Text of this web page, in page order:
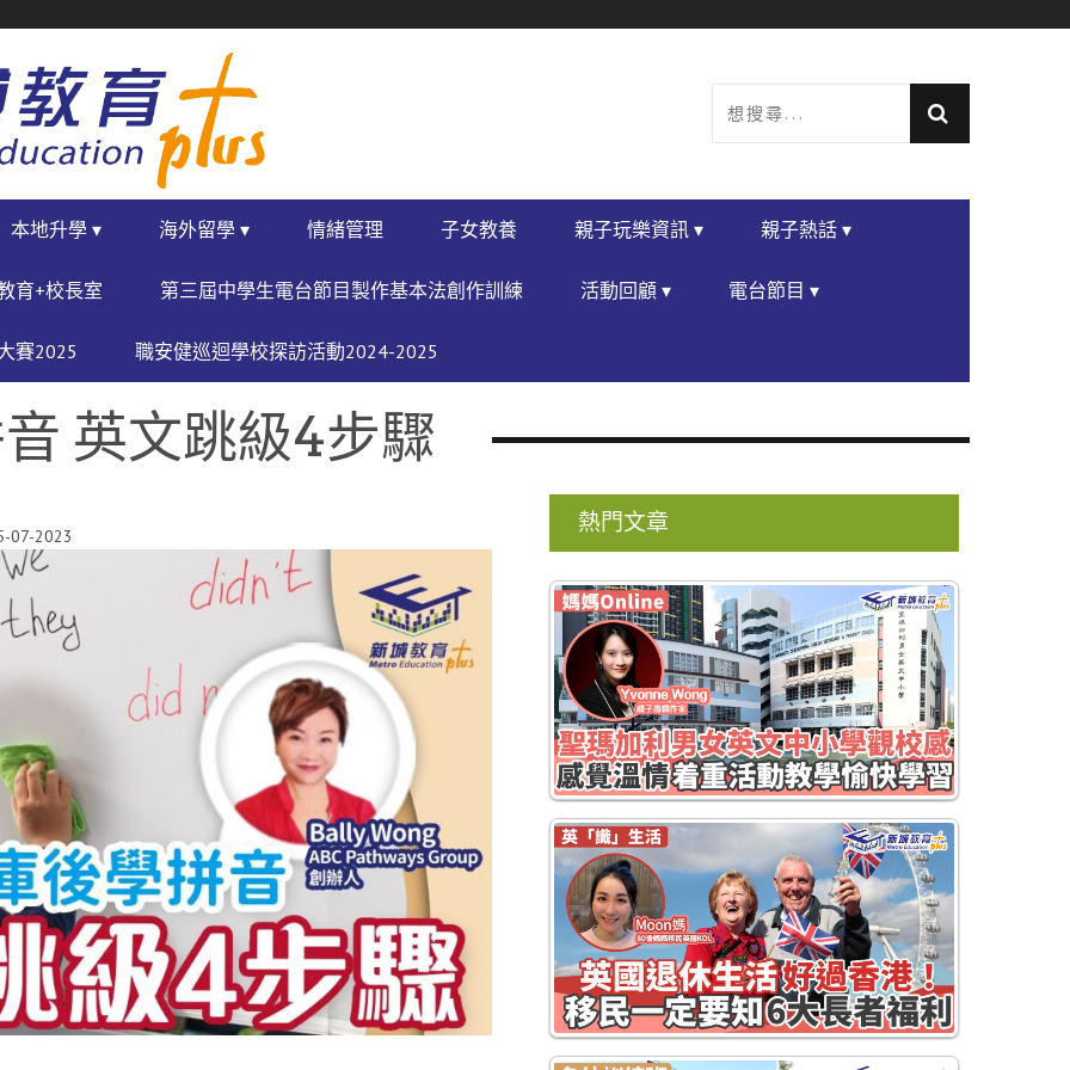
本地升學 ▾ 海外留學 ▾ 情緒管理 子女教養 親子玩樂資訊 ▾ 親子熱話 ▾
育+校長室 第三屆中學生電台節目製作基本法創作訓練 活動回顧 ▾ 電台節目 ▾
賽2025 職安健巡迴學校探訪活動2024-2025
英文跳級4步驟
07-2023
熱門文章